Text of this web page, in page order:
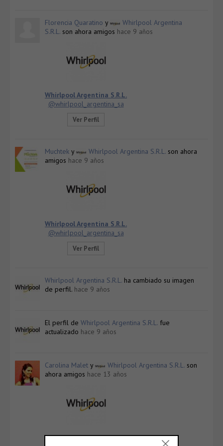
Florencia Quaratino y
Whirlpool Argentina
S.R.L. son ahora amigos hace 9 años
Whirlpool Argentina S.R.L.
@whirlpool_argentina_sa
Ver Perfil
Muchtek y Whirlpool Argentina S.R.L. son ahora
amigos hace 9 años
Whirlpool Argentina S.R.L.
@whirlpool_argentina_sa
Ver Perfil
Whirlpool Argentina S.R.L. ha cambiado su imagen
de perfil. hace 9 años
El perfil de Whirlpool Argentina S.R.L. fue
actualizado hace 9 años
Carolina Malet y Whirlpool Argentina S.R.L. son
ahora amigos hace 13 años
Whirlpool Argentina S.R.L.